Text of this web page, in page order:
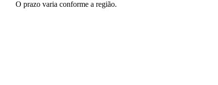
O prazo varia conforme a região.